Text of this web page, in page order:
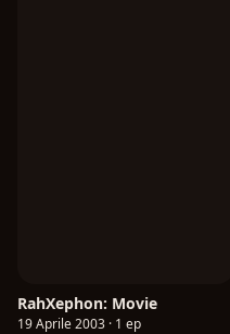
RahXephon: Movie
19 Aprile 2003 · 1 ep